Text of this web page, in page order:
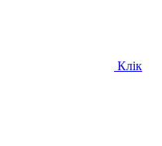
Клік